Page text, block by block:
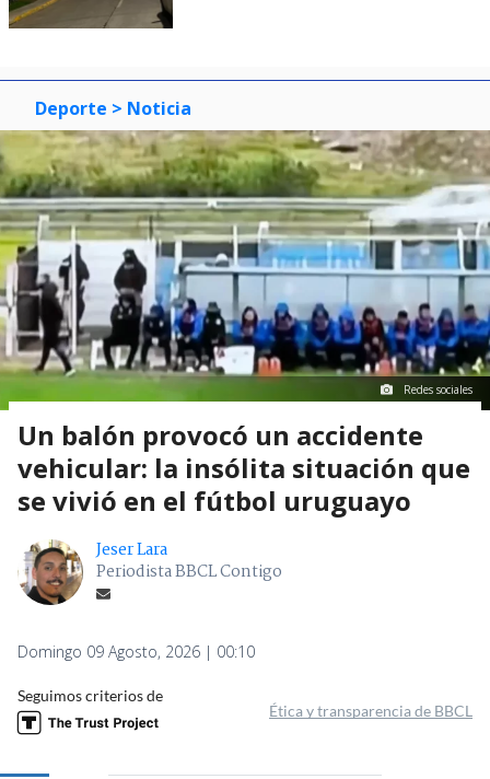
Deporte > Noticia
Redes sociales
Un balón provocó un accidente
vehicular: la insólita situación que
se vivió en el fútbol uruguayo
Jeser Lara
Periodista BBCL Contigo
Domingo 09 Agosto, 2026 | 00:10
Seguimos criterios de
Ética y transparencia de BBCL